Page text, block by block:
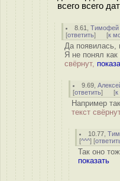
всего всего
8.61 ,Тимофей
[ответить] [к
Да появилась,
Я не понял
свёрнут,
9.69 ,
[ответить] [к
Например
текст
10.77 ,
[^^^] [
Так оно
показать